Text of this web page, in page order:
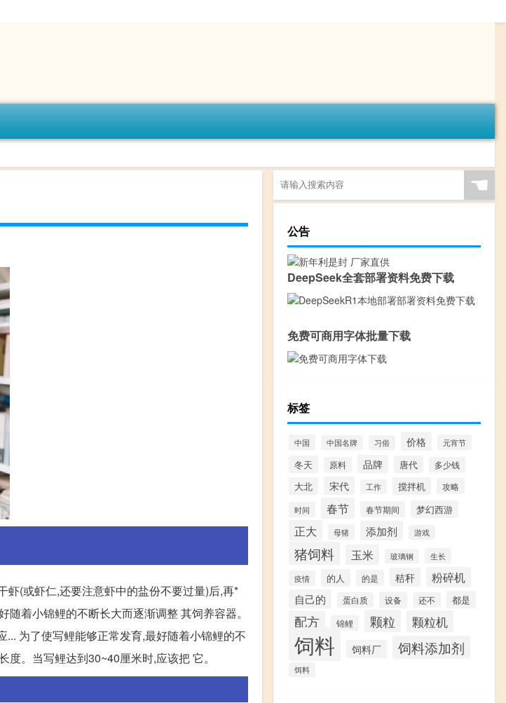
虾(或虾仁,还要注意虾中的盐份不要过量)后,再*
着小锦鲤的不断长大而逐渐调整 其饲养容器。
为了使写鲤能够正常发育,最好随着小锦鲤的不
。当写鲤达到30~40厘米时,应该把 它。
☚
公告
DeepSeek全套部署资料免费下载
免费可商用字体批量下载
标签
中国 中国名牌 习俗 价格 元宵节
冬天 原料 品牌 唐代 多少钱
大北 宋代 工作 搅拌机 攻略
时间 春节 春节期间 梦幻西游
正大 母猪 添加剂 游戏
猪饲料 玉米 玻璃钢
生长
疫情
的人 的是 秸秆 粉碎机
自己的 蛋白质 设备 还不 都是
配方 锦鲤 颗粒 颗粒机
饲料 饲料厂 饲料添加剂
饵料